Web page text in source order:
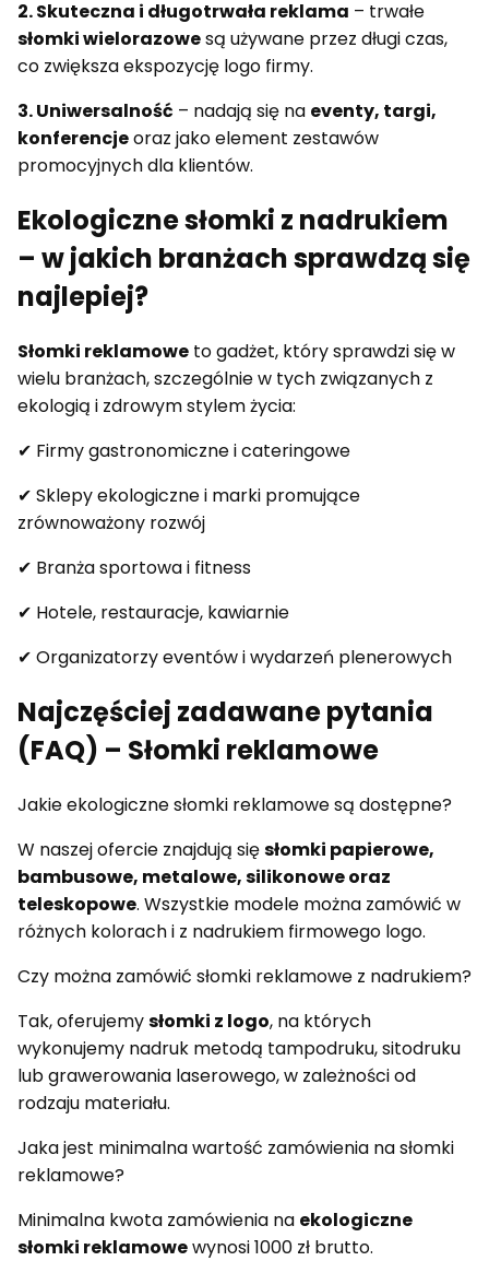
2. Skuteczna i długotrwała reklama – trwałe
słomki wielorazowesą używane przez długi czas,
co zwiększa ekspozycję logo firmy.
3. Uniwersalność – nadają się na eventy, targi,
konferencjeoraz jako element zestawów
promocyjnych dla klientów.
Ekologiczne słomki z nadrukiem
– w jakich branżach sprawdzą się
najlepiej?
Słomki reklamowe to gadżet, który sprawdzi się w
wielu branżach, szczególnie w tych związanych z
ekologią i zdrowym stylem życia:
✔ Firmy gastronomiczne i cateringowe
✔ Sklepy ekologiczne i marki promujące
zrównoważony rozwój
✔ Branża sportowa i fitness
✔ Hotele, restauracje, kawiarnie
✔ Organizatorzy eventów i wydarzeń plenerowych
Najczęściej zadawane pytania
(FAQ) – Słomki reklamowe
Jakie ekologiczne słomki reklamowe są dostępne?
W naszej ofercie znajdują sięsłomki papierowe,
bambusowe, metalowe, silikonowe oraz
teleskopowe. Wszystkie modele można zamówić w
różnych kolorach i z nadrukiem firmowego logo.
Czy można zamówić słomki reklamowe z nadrukiem?
Tak, oferujemysłomki z logo, na których
wykonujemy nadruk metodą tampodruku, sitodruku
lub grawerowania laserowego, w zależności od
rodzaju materiału.
Jaka jest minimalna wartość zamówienia na słomki
reklamowe?
Minimalna kwota zamówienia na ekologiczne
słomki reklamowewynosi 1000 zł brutto.